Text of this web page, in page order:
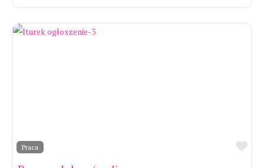
Praca